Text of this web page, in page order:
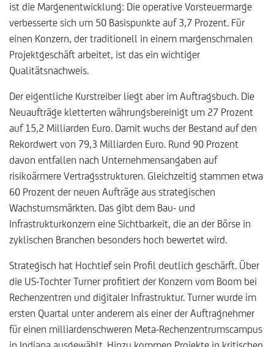
ist die Margenentwicklung: Die operative Vorsteuermarge
verbesserte sich um 50 Basispunkte auf 3,7 Prozent. Für
einen Konzern, der traditionell in einem margenschmalen
Projektgeschäft arbeitet, ist das ein wichtiger
Qualitätsnachweis.
Der eigentliche Kurstreiber liegt aber im Auftragsbuch. Die
Neuaufträge kletterten währungsbereinigt um 27 Prozent
auf 15,2 Milliarden Euro. Damit wuchs der Bestand auf den
Rekordwert von 79,3 Milliarden Euro. Rund 90 Prozent
davon entfallen nach Unternehmensangaben auf
risikoärmere Vertragsstrukturen. Gleichzeitig stammen etwa
60 Prozent der neuen Aufträge aus strategischen
Wachstumsmärkten. Das gibt dem Bau- und
Infrastrukturkonzern eine Sichtbarkeit, die an der Börse in
zyklischen Branchen besonders hoch bewertet wird.
Strategisch hat Hochtief sein Profil deutlich geschärft. Über
die US-Tochter Turner profitiert der Konzern vom Boom bei
Rechenzentren und digitaler Infrastruktur. Turner wurde im
ersten Quartal unter anderem als einer der Auftragnehmer
für einen milliardenschweren Meta-Rechenzentrumscampus